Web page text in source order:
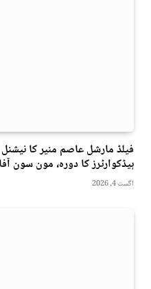
فیلڈ مارشل عاصم منیر کا
ہیڈکوارٹرز کا دورہ، مون سون
اگست 4, 2026